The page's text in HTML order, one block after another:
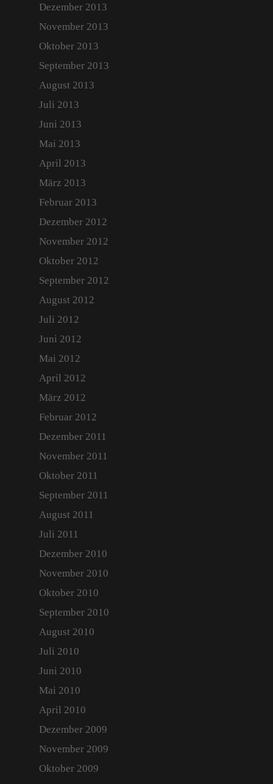
Dezember 2013
November 2013
Oktober 2013
September 2013
August 2013
Juli 2013
Juni 2013
Mai 2013
April 2013
März 2013
Februar 2013
Dezember 2012
November 2012
Oktober 2012
September 2012
August 2012
Juli 2012
Juni 2012
Mai 2012
April 2012
März 2012
Februar 2012
Dezember 2011
November 2011
Oktober 2011
September 2011
August 2011
Juli 2011
Dezember 2010
November 2010
Oktober 2010
September 2010
August 2010
Juli 2010
Juni 2010
Mai 2010
April 2010
Dezember 2009
November 2009
Oktober 2009